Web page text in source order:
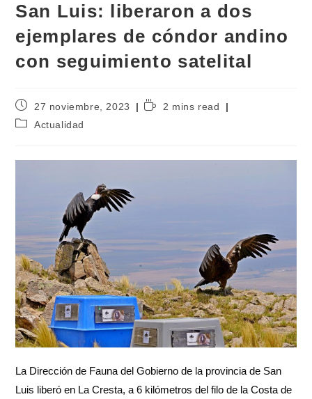
San Luis: liberaron a dos
ejemplares de cóndor andino
con seguimiento satelital
27 noviembre, 2023
2 mins read
Actualidad
La Dirección de Fauna del Gobierno de la provincia de San
Luis liberó en La Cresta, a 6 kilómetros del filo de la Costa de